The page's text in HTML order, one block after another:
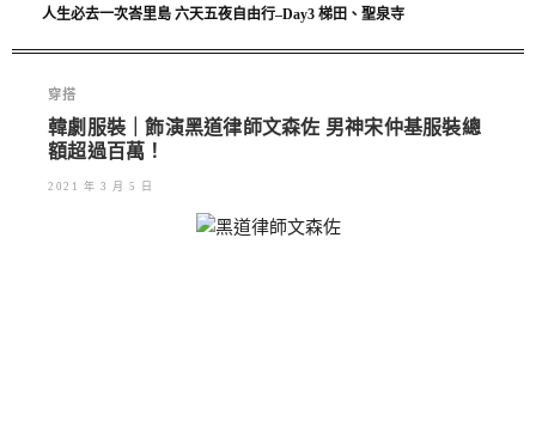
人生必去一次峇里島 六天五夜自由行–Day3 梯田、聖泉寺
穿搭
韓劇服裝｜飾演黑道律師文森佐 男神宋仲基服裝總
額超過百萬！
2021 年 3 月 5 日